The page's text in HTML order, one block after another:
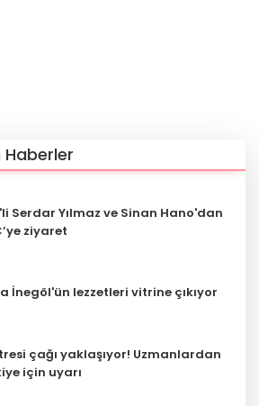
Haberler
Serdar Yılmaz ve Sinan Hano'dan
ziyaret
İnegöl'ün lezzetleri vitrine çıkıyor
çağı yaklaşıyor! Uzmanlardan
için uyarı